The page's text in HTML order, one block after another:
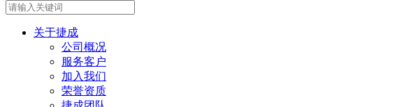
关于捷成
公司概况
服务客户
加入我们
荣誉资质